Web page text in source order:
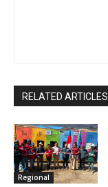
RELATED ARTICLES
Regional